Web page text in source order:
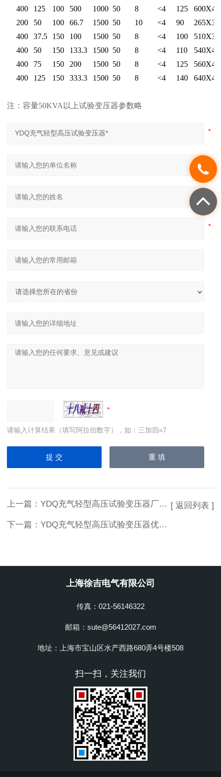
400 125 100 500 1000 50 8 <4 125
200 50 100 66.7 1500 50 10 <4 90
400 37.5 150 100 1500 50 8 <4 100
400 50 150 133.3 1500 50 8 <4 110
400 75 150 200 1500 50 8 <4 125
400 125 150 333.3 1500 50 8 <4 140
注：容量50KVA以上试验变压器参数略
请输入计算结果（填写阿拉伯数字），如：三加四=7
上一篇： YDQ充气轻型高压试验变压器厂家推荐
下一篇： YDQ充气轻型高压试验变压器优质供应
[ 返回列表 ]
上海徐吉电气有限公司
传真：021-56146322
邮箱：sute@56412027.com
地址：上海市宝山区水产西路680弄4号楼508
扫一扫，关注我们